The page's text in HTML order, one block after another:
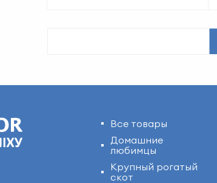
Все товары
Домашние
любимцы
Крупный рогатый
скот